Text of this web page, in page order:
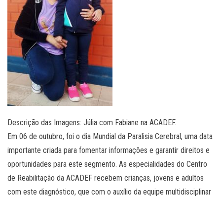
Descrição das Imagens: Júlia com Fabiane na ACADEF.
Em 06 de outubro, foi o dia Mundial da Paralisia Cerebral, uma data
importante criada para fomentar informações e garantir direitos e
oportunidades para este segmento. As especialidades do Centro
de Reabilitação da ACADEF recebem crianças, jovens e adultos
com este diagnóstico, que com o auxílio da equipe multidisciplinar